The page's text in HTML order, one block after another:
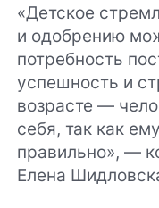
«Детское
и одобрению
потребность
успешность и
возрасте —
себя, так как
правильно», —
Елена